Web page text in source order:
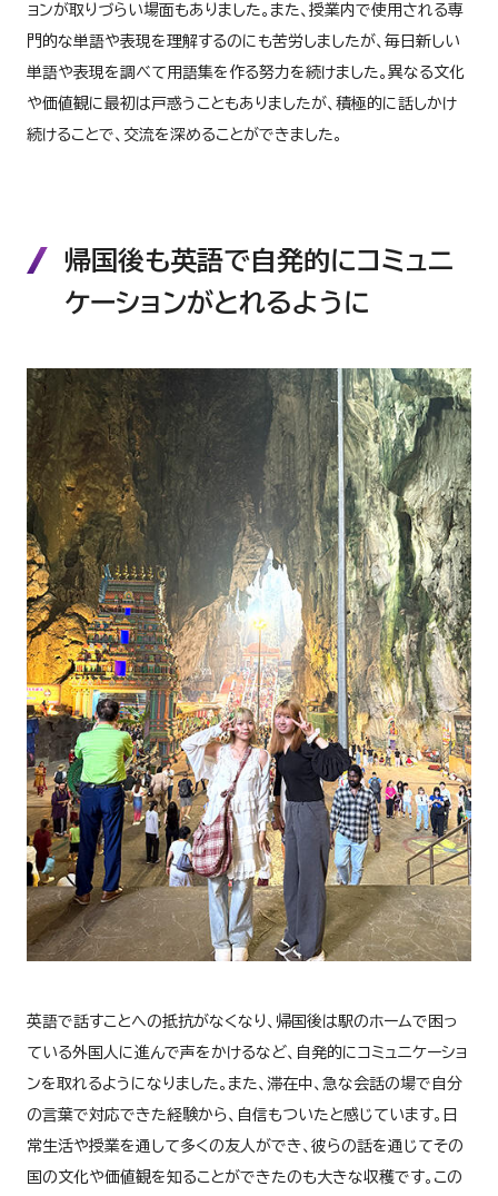
ョンが取りづらい場面もありました。また、授業内で使用される専
門的な単語や表現を理解するのにも苦労しましたが、毎日新しい
単語や表現を調べて用語集を作る努力を続けました。異なる文化
や価値観に最初は戸惑うこともありましたが、積極的に話しかけ
続けることで、交流を深めることができました。
帰国後も英語で自発的にコミュニ
ケーションがとれるように
英語で話すことへの抵抗がなくなり、帰国後は駅のホームで困っ
ている外国人に進んで声をかけるなど、自発的にコミュニケーショ
ンを取れるようになりました。また、滞在中、急な会話の場で自分
の言葉で対応できた経験から、自信もついたと感じています。日
常生活や授業を通して多くの友人ができ、彼らの話を通じてその
国の文化や価値観を知ることができたのも大きな収穫です。この